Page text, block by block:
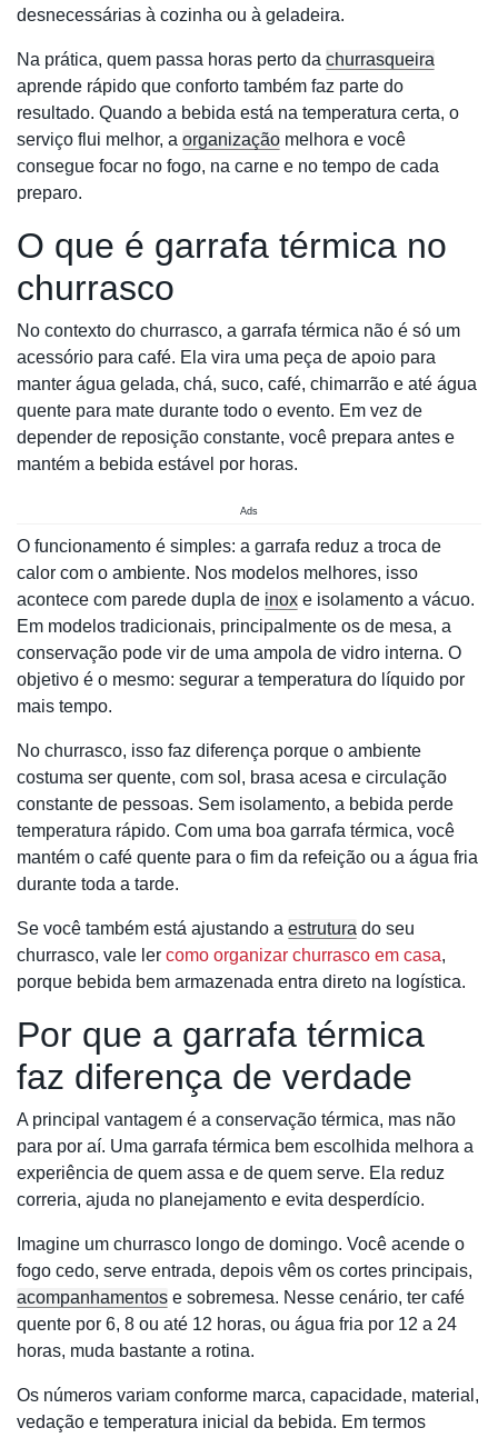
desnecessárias à cozinha ou à geladeira.
Na prática, quem passa horas perto da churrasqueira
aprende rápido que conforto também faz parte do
resultado. Quando a bebida está na temperatura certa, o
serviço flui melhor, a organização melhora e você
consegue focar no fogo, na carne e no tempo de cada
preparo.
O que é garrafa térmica no
churrasco
No contexto do churrasco, a garrafa térmica não é só um
acessório para café. Ela vira uma peça de apoio para
manter água gelada, chá, suco, café, chimarrão e até água
quente para mate durante todo o evento. Em vez de
depender de reposição constante, você prepara antes e
mantém a bebida estável por horas.
Ads
O funcionamento é simples: a garrafa reduz a troca de
calor com o ambiente. Nos modelos melhores, isso
acontece com parede dupla de inox e isolamento a vácuo.
Em modelos tradicionais, principalmente os de mesa, a
conservação pode vir de uma ampola de vidro interna. O
objetivo é o mesmo: segurar a temperatura do líquido por
mais tempo.
No churrasco, isso faz diferença porque o ambiente
costuma ser quente, com sol, brasa acesa e circulação
constante de pessoas. Sem isolamento, a bebida perde
temperatura rápido. Com uma boa garrafa térmica, você
mantém o café quente para o fim da refeição ou a água fria
durante toda a tarde.
Se você também está ajustando a estrutura do seu
churrasco, vale ler como organizar churrasco em casa,
porque bebida bem armazenada entra direto na logística.
Por que a garrafa térmica
faz diferença de verdade
A principal vantagem é a conservação térmica, mas não
para por aí. Uma garrafa térmica bem escolhida melhora a
experiência de quem assa e de quem serve. Ela reduz
correria, ajuda no planejamento e evita desperdício.
Imagine um churrasco longo de domingo. Você acende o
fogo cedo, serve entrada, depois vêm os cortes principais,
acompanhamentos e sobremesa. Nesse cenário, ter café
quente por 6, 8 ou até 12 horas, ou água fria por 12 a 24
horas, muda bastante a rotina.
Os números variam conforme marca, capacidade, material,
vedação e temperatura inicial da bebida. Em termos